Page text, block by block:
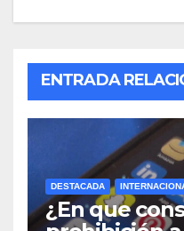
ENTRADA
DESTACADA
¿En que